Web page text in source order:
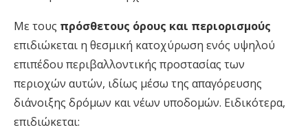
Με τους πρόσθετους όρους και περιορισμούς
επιδιώκεται η θεσμική κατοχύρωση ενός υψηλού
επιπέδου περιβαλλοντικής προστασίας των
περιοχών αυτών, ιδίως μέσω της απαγόρευσης
διάνοιξης δρόμων και νέων υποδομών. Ειδικότερα,
επιδιώκεται: